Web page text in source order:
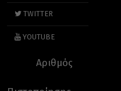
TWITTER
YOUTUBE
Αριθμός